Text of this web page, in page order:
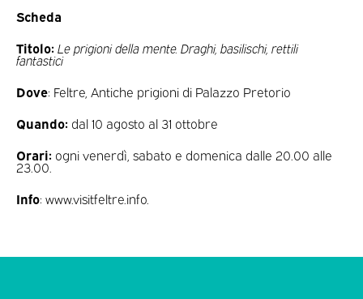
Scheda
Titolo: Le prigioni della mente. Draghi, basilischi, rettili
fantastici
Dove: Feltre, Antiche prigioni di Palazzo Pretorio
Quando: dal 10 agosto al 31 ottobre
Orari: ogni venerdì, sabato e domenica dalle 20.00 alle
23.00.
Info: www.visitfeltre.info.